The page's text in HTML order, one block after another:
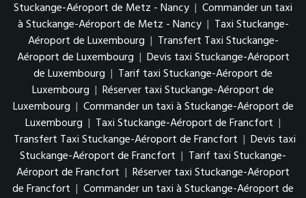
Stuckange-Aéroport de Metz - Nancy | Commander un taxi
à Stuckange-Aéroport de Metz - Nancy | Taxi Stuckange-
Aéroport de Luxembourg | Transfert Taxi Stuckange-
Aéroport de Luxembourg | Devis taxi Stuckange-Aéroport
de Luxembourg | Tarif taxi Stuckange-Aéroport de
Luxembourg | Réserver taxi Stuckange-Aéroport de
Luxembourg | Commander un taxi à Stuckange-Aéroport de
Luxembourg | Taxi Stuckange-Aéroport de Francfort |
Transfert Taxi Stuckange-Aéroport de Francfort | Devis taxi
Stuckange-Aéroport de Francfort | Tarif taxi Stuckange-
Aéroport de Francfort | Réserver taxi Stuckange-Aéroport
de Francfort | Commander un taxi à Stuckange-Aéroport de